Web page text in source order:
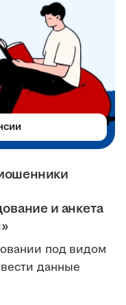
и анкета
под видом
данные